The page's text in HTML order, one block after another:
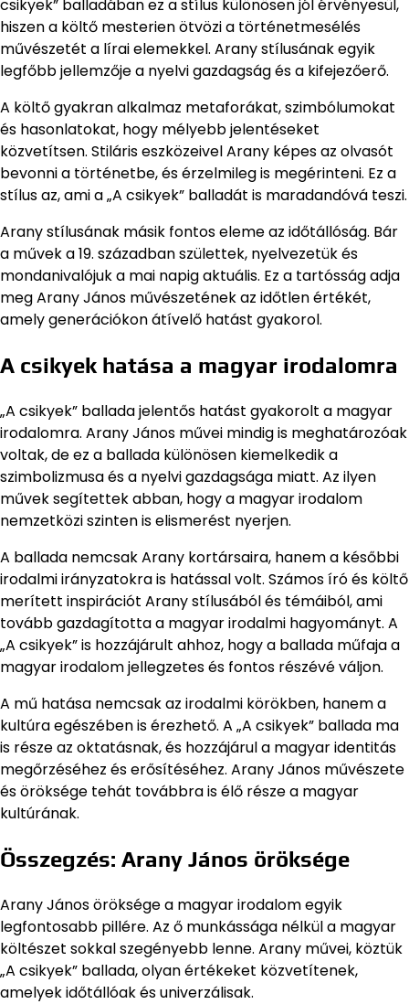
csikyek” balladában ez a stílus különösen jól érvényesül,
hiszen a költő mesterien ötvözi a történetmesélés
művészetét a lírai elemekkel. Arany stílusának egyik
legfőbb jellemzője a nyelvi gazdagság és a kifejezőerő.
A költő gyakran alkalmaz metaforákat, szimbólumokat
és hasonlatokat, hogy mélyebb jelentéseket
közvetítsen. Stiláris eszközeivel Arany képes az olvasót
bevonni a történetbe, és érzelmileg is megérinteni. Ez a
stílus az, ami a „A csikyek” balladát is maradandóvá teszi.
Arany stílusának másik fontos eleme az időtállóság. Bár
a művek a 19. században születtek, nyelvezetük és
mondanivalójuk a mai napig aktuális. Ez a tartósság adja
meg Arany János művészetének az időtlen értékét,
amely generációkon átívelő hatást gyakorol.
A csikyek hatása a magyar irodalomra
„A csikyek” ballada jelentős hatást gyakorolt a magyar
irodalomra. Arany János művei mindig is meghatározóak
voltak, de ez a ballada különösen kiemelkedik a
szimbolizmusa és a nyelvi gazdagsága miatt. Az ilyen
művek segítettek abban, hogy a magyar irodalom
nemzetközi szinten is elismerést nyerjen.
A ballada nemcsak Arany kortársaira, hanem a későbbi
irodalmi irányzatokra is hatással volt. Számos író és költő
merített inspirációt Arany stílusából és témáiból, ami
tovább gazdagította a magyar irodalmi hagyományt. A
„A csikyek” is hozzájárult ahhoz, hogy a ballada műfaja a
magyar irodalom jellegzetes és fontos részévé váljon.
A mű hatása nemcsak az irodalmi körökben, hanem a
kultúra egészében is érezhető. A „A csikyek” ballada ma
is része az oktatásnak, és hozzájárul a magyar identitás
megőrzéséhez és erősítéséhez. Arany János művészete
és öröksége tehát továbbra is élő része a magyar
kultúrának.
Összegzés: Arany János öröksége
Arany János öröksége a magyar irodalom egyik
legfontosabb pillére. Az ő munkássága nélkül a magyar
költészet sokkal szegényebb lenne. Arany művei, köztük
„A csikyek” ballada, olyan értékeket közvetítenek,
amelyek időtállóak és univerzálisak.